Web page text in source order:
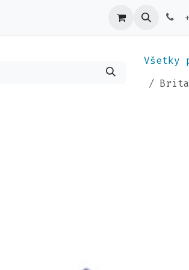
Výdajníky
Všetky
Brita